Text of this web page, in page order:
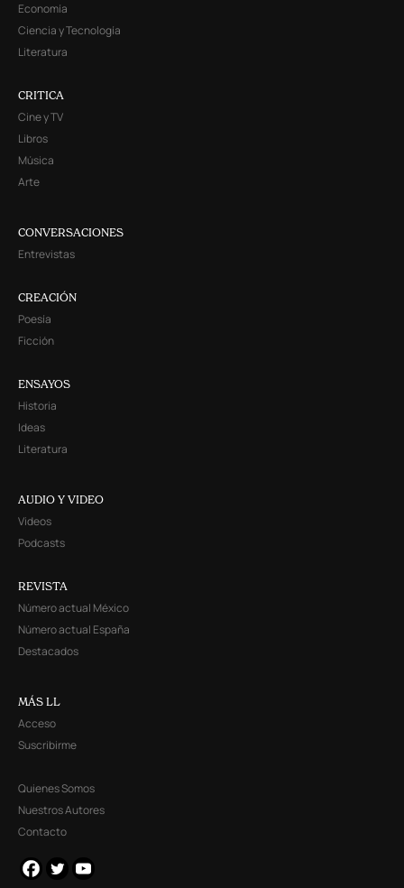
Economía
Ciencia y Tecnología
Literatura
CRITICA
Cine y TV
Libros
Música
Arte
CONVERSACIONES
Entrevistas
CREACIÓN
Poesía
Ficción
ENSAYOS
Historia
Ideas
Literatura
AUDIO Y VIDEO
Videos
Podcasts
REVISTA
Número actual México
Número actual España
Destacados
MÁS LL
Acceso
Suscribirme
Quienes Somos
Nuestros Autores
Contacto